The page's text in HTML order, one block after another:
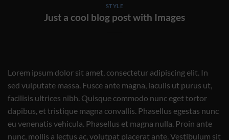
STYLE
Just a cool blog post with Images
Lorem ipsum dolor sit amet, consectetur adipiscing elit. In
sed vulputate massa. Fusce ante magna, iaculis ut purus ut,
facilisis ultrices nibh. Quisque commodo nunc eget tortor
dapibus, et tristique magna convallis. Phasellus egestas nunc
eu venenatis vehicula. Phasellus et magna nulla. Proin ante
nunc, mollis a lectus ac, volutpat placerat ante. Vestibulum sit